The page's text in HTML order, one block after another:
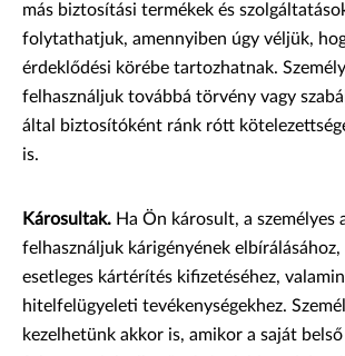
más biztosítási termékek és
folytathatjuk, amennyiben úgy véljük,
érdeklődési körébe tartozhatnak.
felhasználjuk továbbá törvény vagy
által biztosítóként ránk rótt
is.
Károsultak. Ha Ön károsult, a személyes
felhasználjuk kárigényének
esetleges kártérítés kifizetéséhez,
hitelfelügyeleti tevékenységekhez.
kezelhetünk akkor is, amikor a saját